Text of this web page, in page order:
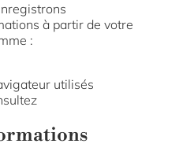
à partir de votre
:
utilisés